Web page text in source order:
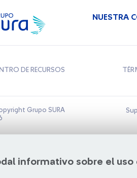
informativo sobre el uso
NUESTRA
DE RECURSOS
Grupo SURA